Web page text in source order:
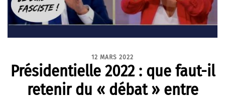
12 MARS 2022
Présidentielle 2022 : que faut-il
retenir du « débat » entre